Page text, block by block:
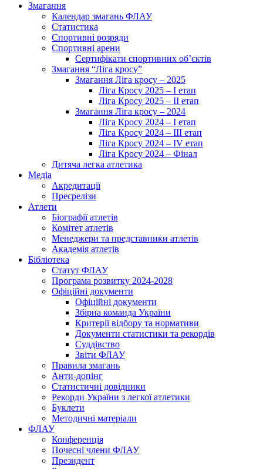
Змагання
Календар змагань ФЛАУ
Статистика
Спортивні розряди
Спортивні арени
Сертифікати спортивних об’єктів
Змагання “Ліга кросу”
Змагання Ліга кросу – 2025
Ліга Кросу 2025 – I етап
Ліга Кросу 2025 – II етап
Змагання Ліга кросу – 2024
Ліга Кросу 2024 – I етап
Ліга Кросу 2024 – III етап
Ліга Кросу 2024 – IV етап
Ліга Кросу 2024 – Фінал
Дитяча легка атлетика
Медіа
Акредитації
Пресрелізи
Атлети
Біографії атлетів
Комітет атлетів
Менеджери та представники атлетів
Академія атлетів
Бібліотека
Статут ФЛАУ
Програма розвитку 2024-2028
Офіційні документи
Офіційні документи
Збірна команда України
Критерії відбору та нормативи
Документи статистики та рекордів
Суддівство
Звіти ФЛАУ
Правила змагань
Анти-допінг
Статистичні довідники
Рекорди України з легкої атлетики
Буклети
Методичні матеріали
ФЛАУ
Конференція
Почесні члени ФЛАУ
Президент